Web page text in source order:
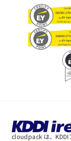
cloudpack は、KDDI